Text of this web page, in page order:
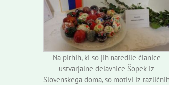
Na pirhih, ki so jih naredile članice
ustvarjalne delavnice Šopek iz
Slovenskega doma, so motivi iz različnih